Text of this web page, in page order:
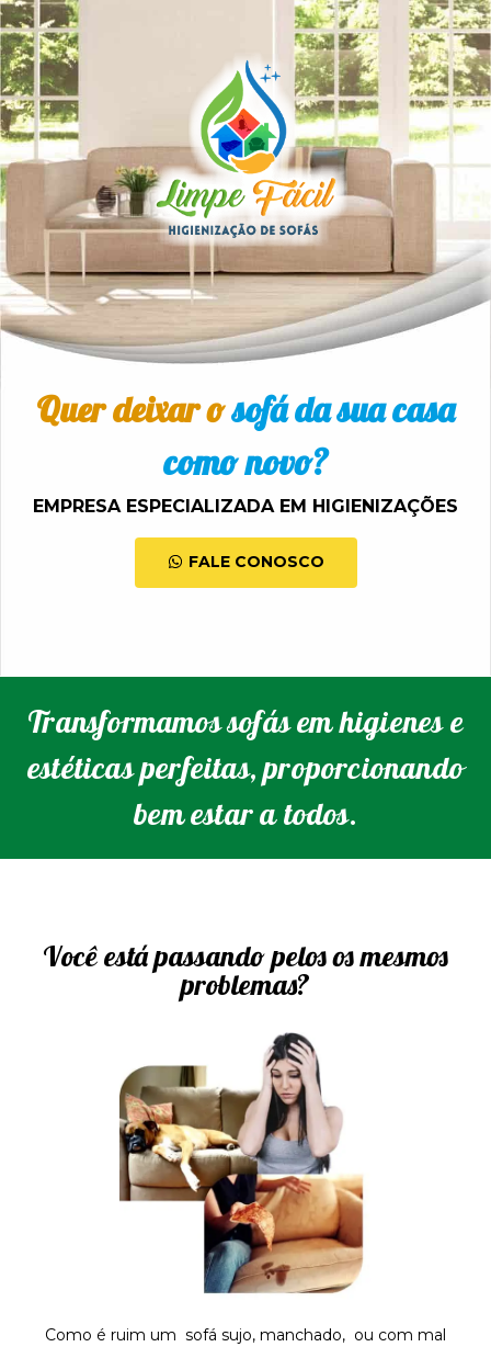
Quer deixar osofá da sua casa
como novo?
EMPRESA ESPECIALIZADA EM HIGIENIZAÇÕES
FALE CONOSCO
Transformamos sofás em higienes e
estéticas perfeitas, proporcionando
bem estar a todos.
Você está passando pelos os mesmos
problemas?
Como é ruim um sofá sujo, manchado, ou com mal